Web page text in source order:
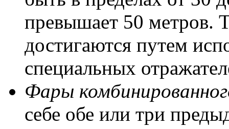
превышает 50 метров.
достигаются путем
специальных
Фары
себе обе или три